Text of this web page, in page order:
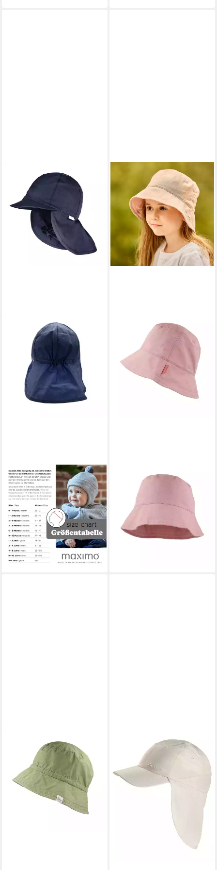
MAXIMO
Sonnenhut (1-St)
verstellbarer Kinnriemen, mit
Nackenschutz, mit Gummizug
ab 12,99 €
UVP 15,99 €
-19%
lieferbar - in 1-2 Werktagen bei dir
Fischerhut Fischerhut,
unifarben, Kleinkind
ab 16,99 €
19,99 €
-15%